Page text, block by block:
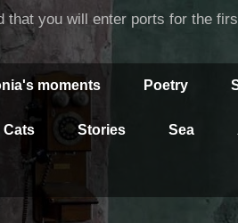
you will enter ports for the
moments Poetry
Cats Stories Sea